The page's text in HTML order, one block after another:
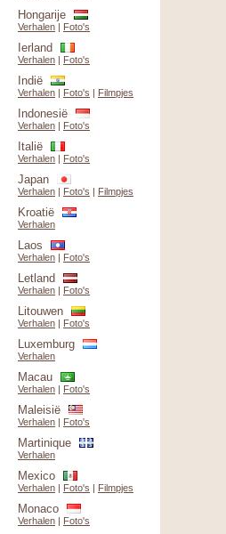
Hongarije
Verhalen | Foto's
Ierland
Verhalen | Foto's
Indië
Verhalen | Foto's | Filmpjes
Indonesië
Verhalen | Foto's
Italië
Verhalen | Foto's
Japan
Verhalen | Foto's | Filmpjes
Kroatië
Verhalen
Laos
Verhalen | Foto's
Letland
Verhalen | Foto's
Litouwen
Verhalen | Foto's
Luxemburg
Verhalen
Macau
Verhalen | Foto's
Maleisië
Verhalen | Foto's
Martinique
Verhalen
Mexico
Verhalen | Foto's | Filmpjes
Monaco
Verhalen | Foto's